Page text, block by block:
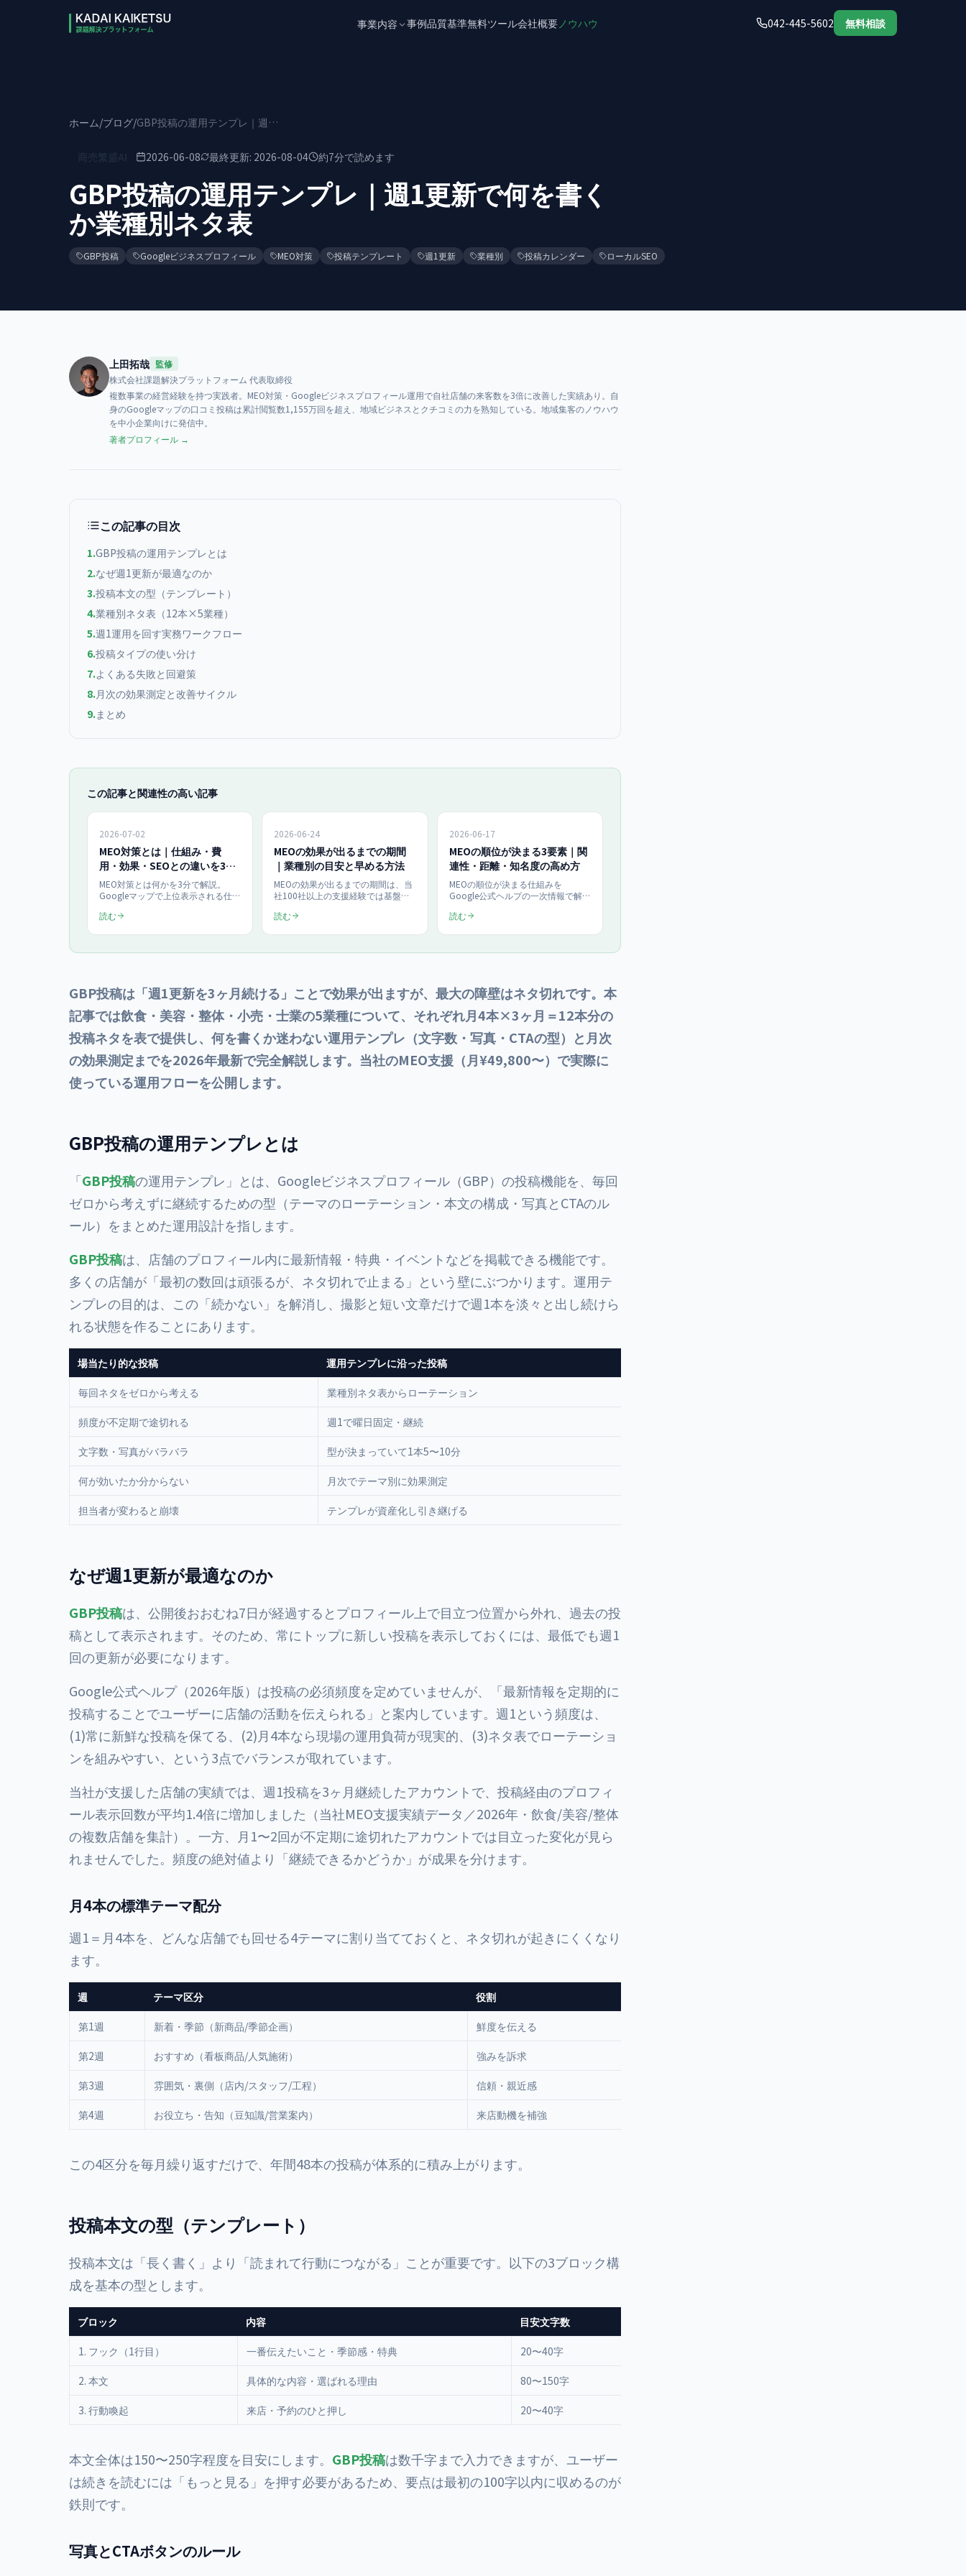
事業内容 事例品質基準無料ツール会社概要ノウハウ 042-445-5602 無料相談
ホーム/ブログ/ GBP投稿の運用テンプレ｜週1更新で何を書くか業種別ネタ表
2026-06-08 最終更新: 2026-08-04 約7分で読めます
GBP投稿の運用テンプレ｜週1更新で何を書く
か業種別ネタ表
GBP投稿 Googleビジネスプロフィール MEO対策 投稿テンプレート 週1更新 業種別 投稿カレンダー ローカルSEO
上田拓哉 監修
株式会社課題解決プラットフォーム 代表取締役
複数事業の経営経験を持つ実践者。MEO対策・Googleビジネスプロフィール運用で自社店舗の来客数を3倍に改善した実績あり。自
身のGoogleマップの口コミ投稿は累計閲覧数1,155万回を超え、地域ビジネスとクチコミの力を熟知している。地域集客のノウハウ
を中小企業向けに発信中。
著者プロフィール →
この記事の目次
1.GBP投稿の運用テンプレとは
2.なぜ週1更新が最適なのか
3.投稿本文の型（テンプレート）
4.業種別ネタ表（12本×5業種）
5.週1運用を回す実務ワークフロー
6.投稿タイプの使い分け
7.よくある失敗と回避策
8.月次の効果測定と改善サイクル
9.まとめ
この記事と関連性の高い記事
2026-07-02
MEO対策とは｜仕組み・費
用・効果・SEOとの違いを3分
で理解できる用語ガイド2026
MEO対策とは何かを3分で解説。
Googleマップで上位表示される仕組
素）、費用相場、効果が出るまでの
検索最適化との関係まで2026年版で
読む
2026-06-24
MEOの効果が出るまでの期間
｜業種別の目安と早める方法
MEOの効果が出るまでの期間は、当
社100社以上の支援経験では基盤整
数値の変化3〜6ヶ月が目安です。業
法を、ROI試算と効果測定の手順つ
読む
2026-06-17
MEOの順位が決まる3要素｜関
連性・距離・知名度の高め方
MEOの順位が決まる仕組みを
Google公式ヘルプの一次情報で解
距離・知名度」の意味と高め方を、
2023）などの数値とともに、今日か
読む
GBP投稿は「週1更新を3ヶ月続ける」ことで効果が出ますが、最大の障壁はネタ切れです。本
記事では飲食・美容・整体・小売・士業の5業種について、それぞれ月4本×3ヶ月＝12本分の
投稿ネタを表で提供し、何を書くか迷わない運用テンプレ（文字数・写真・CTAの型）と月次
の効果測定までを2026年最新で完全解説します。当社のMEO支援（月¥49,800〜）で実際に
使っている運用フローを公開します。
GBP投稿の運用テンプレとは
「GBP投稿の運用テンプレ」とは、Googleビジネスプロフィール（GBP）の投稿機能を、毎回
ゼロから考えずに継続するための型（テーマのローテーション・本文の構成・写真とCTAのル
ール）をまとめた運用設計を指します。
GBP投稿は、店舗のプロフィール内に最新情報・特典・イベントなどを掲載できる機能です。
多くの店舗が「最初の数回は頑張るが、ネタ切れで止まる」という壁にぶつかります。運用テ
ンプレの目的は、この「続かない」を解消し、撮影と短い文章だけで週1本を淡々と出し続けら
れる状態を作ることにあります。
場当たり的な投稿 運用テンプレに沿った投稿
毎回ネタをゼロから考える 業種別ネタ表からローテーション
頻度が不定期で途切れる 週1で曜日固定・継続
文字数・写真がバラバラ 型が決まっていて1本5〜10分
何が効いたか分からない 月次でテーマ別に効果測定
担当者が変わると崩壊 テンプレが資産化し引き継げる
なぜ週1更新が最適なのか
GBP投稿は、公開後おおむね7日が経過するとプロフィール上で目立つ位置から外れ、過去の投
稿として表示されます。そのため、常にトップに新しい投稿を表示しておくには、最低でも週1
回の更新が必要になります。
Google公式ヘルプ（2026年版）は投稿の必須頻度を定めていませんが、「最新情報を定期的に
投稿することでユーザーに店舗の活動を伝えられる」と案内しています。週1という頻度は、
(1)常に新鮮な投稿を保てる、(2)月4本なら現場の運用負荷が現実的、(3)ネタ表でローテーショ
ンを組みやすい、という3点でバランスが取れています。
当社が支援した店舗の実績では、週1投稿を3ヶ月継続したアカウントで、投稿経由のプロフィ
ール表示回数が平均1.4倍に増加しました（当社MEO支援実績データ／2026年・飲食/美容/整体
の複数店舗を集計）。一方、月1〜2回が不定期に途切れたアカウントでは目立った変化が見ら
れませんでした。頻度の絶対値より「継続できるかどうか」が成果を分けます。
月4本の標準テーマ配分
週1＝月4本を、どんな店舗でも回せる4テーマに割り当てておくと、ネタ切れが起きにくくなり
ます。
週 テーマ区分 役割
第1週 新着・季節（新商品/季節企画） 鮮度を伝える
第2週 おすすめ（看板商品/人気施術） 強みを訴求
第3週 雰囲気・裏側（店内/スタッフ/工程） 信頼・親近感
第4週 お役立ち・告知（豆知識/営業案内） 来店動機を補強
この4区分を毎月繰り返すだけで、年間48本の投稿が体系的に積み上がります。
投稿本文の型（テンプレート）
投稿本文は「長く書く」より「読まれて行動につながる」ことが重要です。以下の3ブロック構
成を基本の型とします。
ブロック 内容 目安文字数
1. フック（1行目） 一番伝えたいこと・季節感・特典 20〜40字
2. 本文 具体的な内容・選ばれる理由 80〜150字
3. 行動喚起 来店・予約のひと押し 20〜40字
本文全体は150〜250字程度を目安にします。 GBP投稿は数千字まで入力できますが、ユーザー
は続きを読むには「もっと見る」を押す必要があるため、要点は最初の100字以内に収めるのが
鉄則です。
写真とCTAボタンのルール